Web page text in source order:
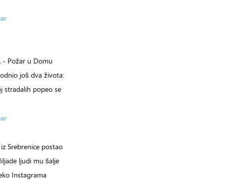
- Požar u Domu
još dva života:
stradalih popeo se
Srebrenice postao
ljudi mu šalje
Instagrama